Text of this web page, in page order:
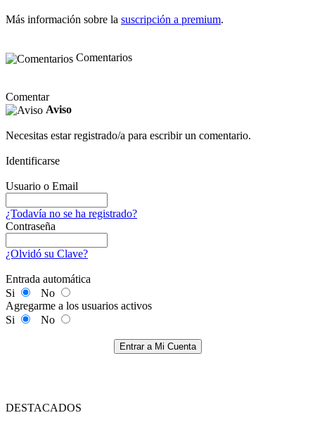
Más información sobre la suscripción a premium.
Comentarios
Comentar
Aviso
Necesitas estar registrado/a para escribir un comentario.
Identificarse
Usuario o Email
¿Todavía no se ha registrado?
Contraseña
¿Olvidó su Clave?
Entrada automática
Si
No
Agregarme a los usuarios activos
Si
No
Entrar a Mi Cuenta
DESTACADOS